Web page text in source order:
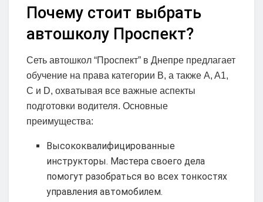
Почему стоит выбрать
автошколу Проспект?
Сеть автошкол “Проспект” в Днепре предлагает
обучение на права категории B, а также A, A1,
C и D, охватывая все важные аспекты
подготовки водителя. Основные
преимущества:
Высококвалифицированные
инструкторы. Мастера своего дела
помогут разобраться во всех тонкостях
управления автомобилем.